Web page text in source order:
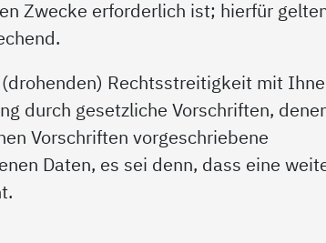
Zwecke erforderlich ist; hierfür
Rechtsstreitigkeit mit
durch gesetzliche Vorschriften,
Vorschriften vorgeschriebene
Daten, es sei denn, dass eine